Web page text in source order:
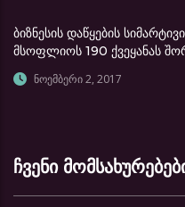
ბიზნესის დაწყების
მსოფლიოს 190 ქვეყანას
ნოემბერი 2, 2017
ჩვენი